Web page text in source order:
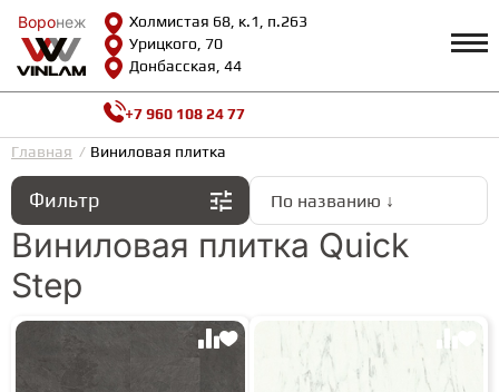
Воронеж
Холмистая 68, к.1, п.263
Урицкого, 70
Донбасская, 44
Воронеж
КАТАЛОГ Профиль
Доставка и оплата
Возврат и гарантии
Сотрудничество
Вопросы и ответы
Видеообзоры
Полезная информация
Как выбрать
Калькулятор
ВИНИЛОВАЯ ПЛИТКА
ИНЖЕНЕРНАЯ ДОСКА
+7 960 108 24 77
Главная Виниловая плитка
Фильтр По названию ↓
Виниловая плитка Quick
Step